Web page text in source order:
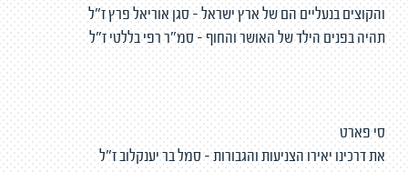
והקוצים בנעליים הם של ארץ ישראל - סגן אוריאל פרץ ז"ל
תהיה בפנים הילד של האושר והחוף - סמ"ר רפי בללטי ז"ל
סי פארט
את דרכינו יאירו הצניעות והגבורות - סמל בר יענקלוב ז"ל